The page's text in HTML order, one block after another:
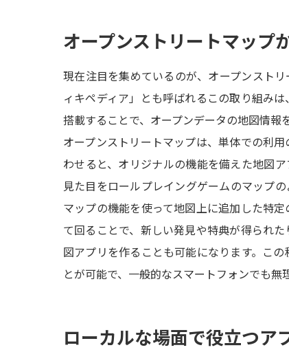
オープンストリートマップ
現在注目を集めているのが、オープンスト
ィキペディア」とも呼ばれるこの取り組み
搭載することで、オープンデータの地図情報
オープンストリートマップは、単体での利
わせると、オリジナルの機能を備えた地図
見た目をロールプレイングゲームのマップ
マップの機能を使って地図上に追加した特
て回ることで、新しい発見や特典が得られ
図アプリを作ることも可能になります。こ
とが可能で、一般的なスマートフォンでも無
ローカルな場面で役立つア